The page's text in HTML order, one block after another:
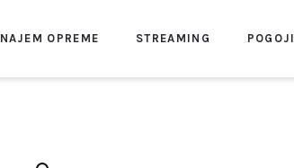
NAJEM OPREME STREAMING